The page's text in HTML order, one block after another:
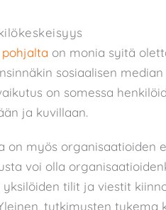
pohjalta on monia syitä
sosiaalisen
on somessa
ja kuvillaan.
on myös organisaatioiden
voi olla
yksilöiden tilit ja viestit
tutkimusten